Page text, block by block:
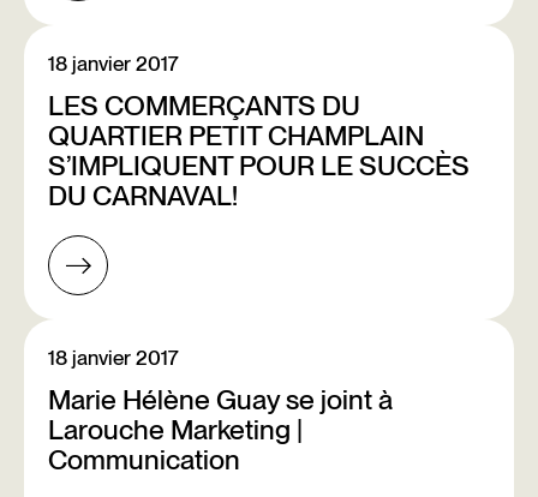
LES COMMERÇANTS DU
QUARTIER PETIT CHAMPLAIN
S’IMPLIQUENT POUR LE SUCCÈS
DU CARNAVAL!
18 janvier 2017
Marie Hélène Guay se joint à
Larouche Marketing |
Communication
18 janvier 2017